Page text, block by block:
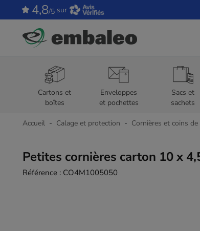
4,8/5 sur
Cartons et
boîtes
Enveloppes
et pochettes
Sacs et
sachets
Accueil Calage et protection Cornières et coins
Petites cornières carton 10 x
Référence : CO4M1005050